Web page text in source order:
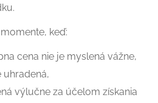
keď:
cena nie je myslená vážne,
uhradená,
výlučne za účelom získania